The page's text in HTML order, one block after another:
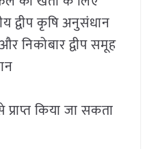
द्वीप कृषि अनुसंधान
निकोबार द्वीप समूह
किया जा सकता